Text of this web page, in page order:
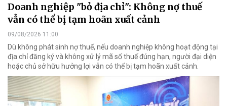
Doanh nghiệp "bỏ địa chỉ": Không nợ thuế
vẫn có thể bị tạm hoãn xuất cảnh
09/08/2026 11:00
Dù không phát sinh nợ thuế, nếu doanh nghiệp không hoạt động tại
địa chỉ đăng ký và không xử lý mã số thuế đúng hạn, người đại diện
hoặc chủ sở hữu hưởng lợi vẫn có thể bị tạm hoãn xuất cảnh.